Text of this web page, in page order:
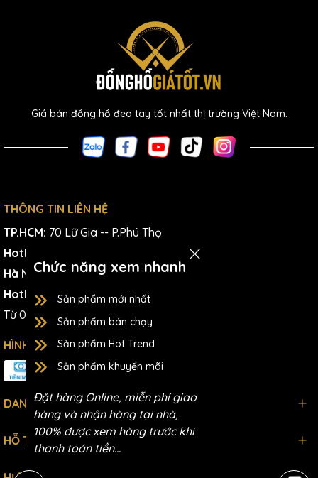
Giá bán đồng hồ đeo tay tốt nhất thị trường Việt Nam.
THÔNG TIN LIÊN HỆ
TP.HCM: 70 Lữ Gia -- P.Phú Thọ
Hotline:
Hà Nội:266 Đội Cấn-P.Ngọc Hà
Hotline:
0766 938 983
Từ 09:00AM - 21:00PM (T2-CN)
HÌNH THỨC THANH TOÁN
DANH MỤC
HỖ TRỢ THÔNG TIN
Chức năng xem nhanh
Sản phẩm mới nhất
Sản phẩm bán chạy
Sản phẩm Hot Trend
Sản phẩm khuyến mãi
Đặt hàng Online, miễn phí giao
hàng và nhận hàng tại nhà,
100% được xem hàng trước khi
thanh toán tiền...